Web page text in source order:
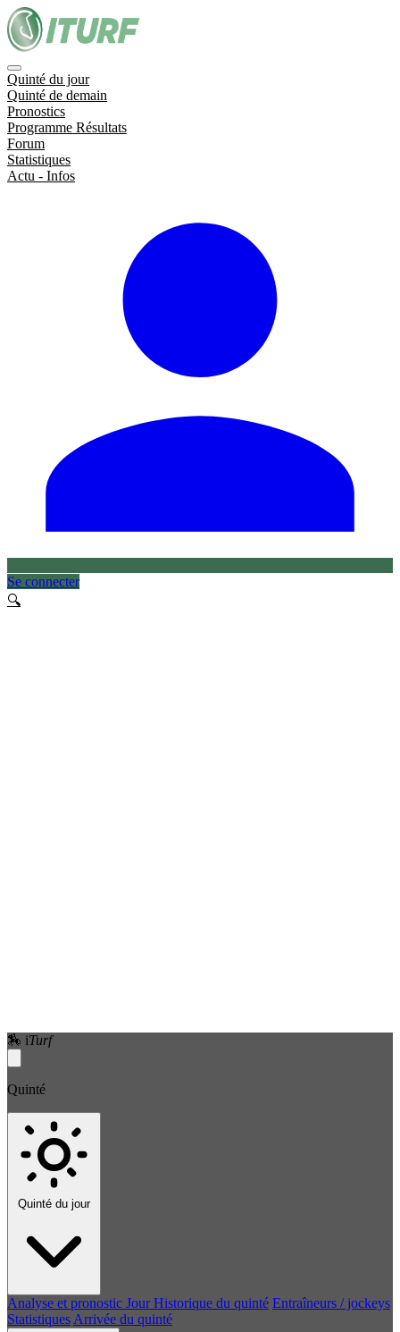
Quinté du jour
Quinté de demain
Pronostics
Programme Résultats
Forum
Statistiques
Actu - Infos
Se connecter
🔍
🏇 iTurf
Quinté
Quinté du jour
Analyse et pronostic Jour Historique du quinté Entraîneurs / jockeys
Statistiques Arrivée du quinté